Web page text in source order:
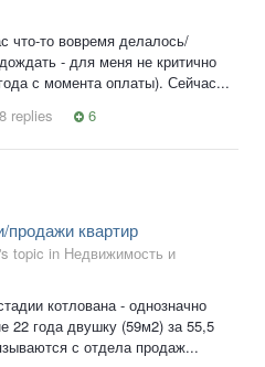
что-то вовремя делалось/
- для меня не критично
с момента оплаты). Сейчас...
replies 6
квартир
topic in Недвижимость и
котлована - однозначно
22 года двушку (59м2) за 55,5
с отдела продаж...